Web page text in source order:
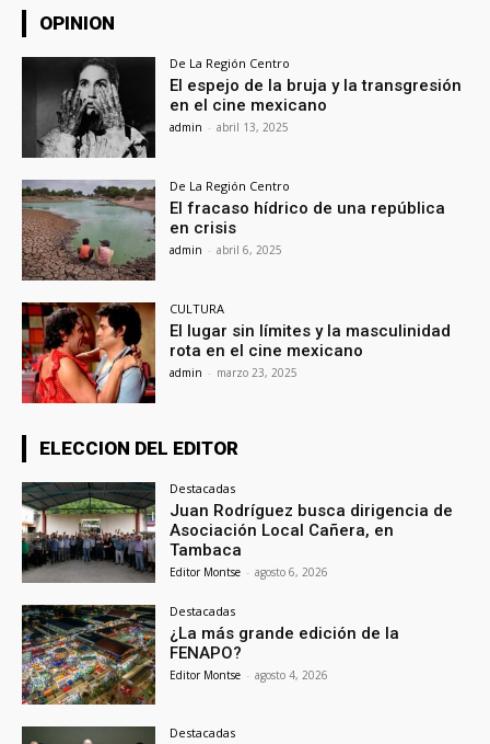
OPINION
De La Región Centro
El espejo de la bruja y la transgresión
en el cine mexicano
admin - abril 13, 2025
De La Región Centro
El fracaso hídrico de una república
en crisis
admin - abril 6, 2025
CULTURA
El lugar sin límites y la masculinidad
rota en el cine mexicano
admin - marzo 23, 2025
ELECCION DEL EDITOR
Destacadas
Juan Rodríguez busca dirigencia de
Asociación Local Cañera, en
Tambaca
Editor Montse - agosto 6, 2026
Destacadas
¿La más grande edición de la
FENAPO?
Editor Montse - agosto 4, 2026
Destacadas